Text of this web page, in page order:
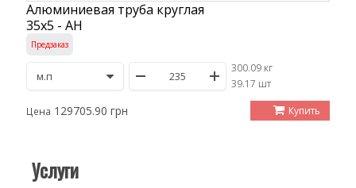
Алюминиевая труба круглая
35х5 - АН
Предзаказ
300.09 кг
/39.17 шт
Цена 129705.90 грн Купить
Услуги